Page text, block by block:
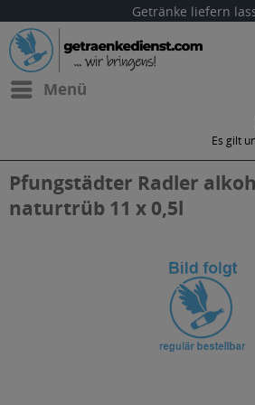
Getränke liefern
Menü
Es gilt
Pfungstädter Radler
naturtrüb 11 x 0,5l